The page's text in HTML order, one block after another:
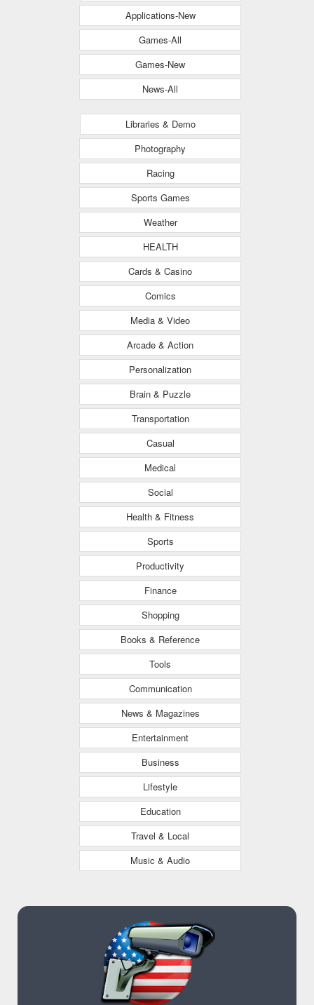
Applications-New
Games-All
Games-New
News-All
Libraries & Demo
Photography
Racing
Sports Games
Weather
HEALTH
Cards & Casino
Comics
Media & Video
Arcade & Action
Personalization
Brain & Puzzle
Transportation
Casual
Medical
Social
Health & Fitness
Sports
Productivity
Finance
Shopping
Books & Reference
Tools
Communication
News & Magazines
Entertainment
Business
Lifestyle
Education
Travel & Local
Music & Audio